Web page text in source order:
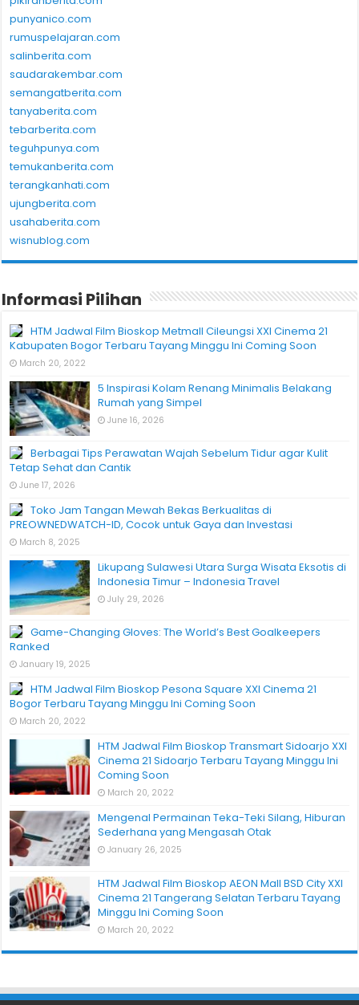
punyanico.com
rumuspelajaran.com
salinberita.com
saudarakembar.com
semangatberita.com
tanyaberita.com
tebarberita.com
teguhpunya.com
temukanberita.com
terangkanhati.com
ujungberita.com
usahaberita.com
wisnublog.com
Informasi Pilihan
HTM Jadwal Film Bioskop Metmall Cileungsi XXI Cinema 21
Kabupaten Bogor Terbaru Tayang Minggu Ini Coming Soon
March 20, 2022
5 Inspirasi Kolam Renang Minimalis Belakang
Rumah yang Simpel
June 16, 2026
Berbagai Tips Perawatan Wajah Sebelum Tidur agar Kulit
Tetap Sehat dan Cantik
June 17, 2026
Toko Jam Tangan Mewah Bekas Berkualitas di
PREOWNEDWATCH-ID, Cocok untuk Gaya dan Investasi
March 8, 2025
Likupang Sulawesi Utara Surga Wisata Eksotis di
Indonesia Timur – Indonesia Travel
July 29, 2026
Game-Changing Gloves: The World’s Best Goalkeepers
Ranked
January 19, 2025
HTM Jadwal Film Bioskop Pesona Square XXI Cinema 21
Bogor Terbaru Tayang Minggu Ini Coming Soon
March 20, 2022
HTM Jadwal Film Bioskop Transmart Sidoarjo XXI
Cinema 21 Sidoarjo Terbaru Tayang Minggu Ini
Coming Soon
March 20, 2022
Mengenal Permainan Teka-Teki Silang, Hiburan
Sederhana yang Mengasah Otak
January 26, 2025
HTM Jadwal Film Bioskop AEON Mall BSD City XXI
Cinema 21 Tangerang Selatan Terbaru Tayang
Minggu Ini Coming Soon
March 20, 2022